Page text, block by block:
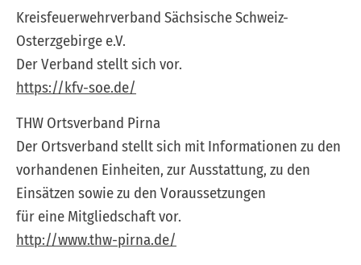
Kreisfeuerwehrverband Sächsische Schweiz-
Osterzgebirge e.V.
Der Verband stellt sich vor.
https://kfv-soe.de/
THW Ortsverband Pirna
Der Ortsverband stellt sich mit Informationen zu den
vorhandenen Einheiten, zur Ausstattung, zu den
Einsätzen sowie zu den Voraussetzungen
für eine Mitgliedschaft vor.
http://www.thw-pirna.de/